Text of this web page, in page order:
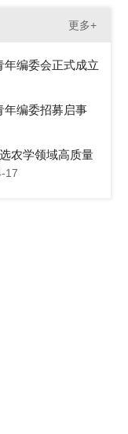
更多+
年编委会正式成立
年编委招募启事
农学领域高质量
17